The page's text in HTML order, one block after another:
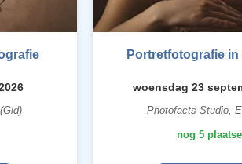
Portretfotografie
woensdag 23
Photofacts Studio,
nog 5